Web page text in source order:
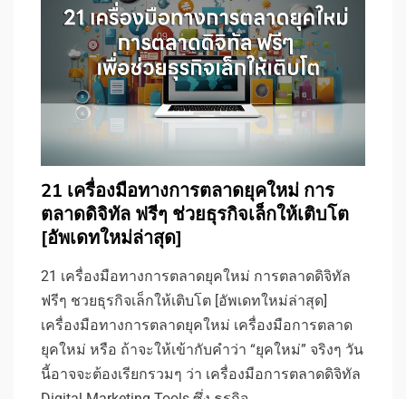
21 เครื่องมือทางการตลาดยุคใหม่ การ
ตลาดดิจิทัล ฟรีๆ ช่วยธุรกิจเล็กให้เติบโต
[อัพเดทใหม่ล่าสุด]
21 เครื่องมือทางการตลาดยุคใหม่ การตลาดดิจิทัล
ฟรีๆ ชวยธุรกิจเล็กให้เติบโต [อัพเดทใหม่ล่าสุด]
เครื่องมือทางการตลาดยุคใหม่ เครื่องมือการตลาด
ยุคใหม่ หรือ ถ้าจะให้เข้ากับคำว่า “ยุคใหม่” จริงๆ วัน
นี้อาจจะต้องเรียกรวมๆ ว่า เครื่องมือการตลาดดิจิทัล